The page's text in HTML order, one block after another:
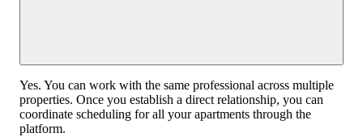
Yes. You can work with the same professional across multiple
properties. Once you establish a direct relationship, you can
coordinate scheduling for all your apartments through the
platform.